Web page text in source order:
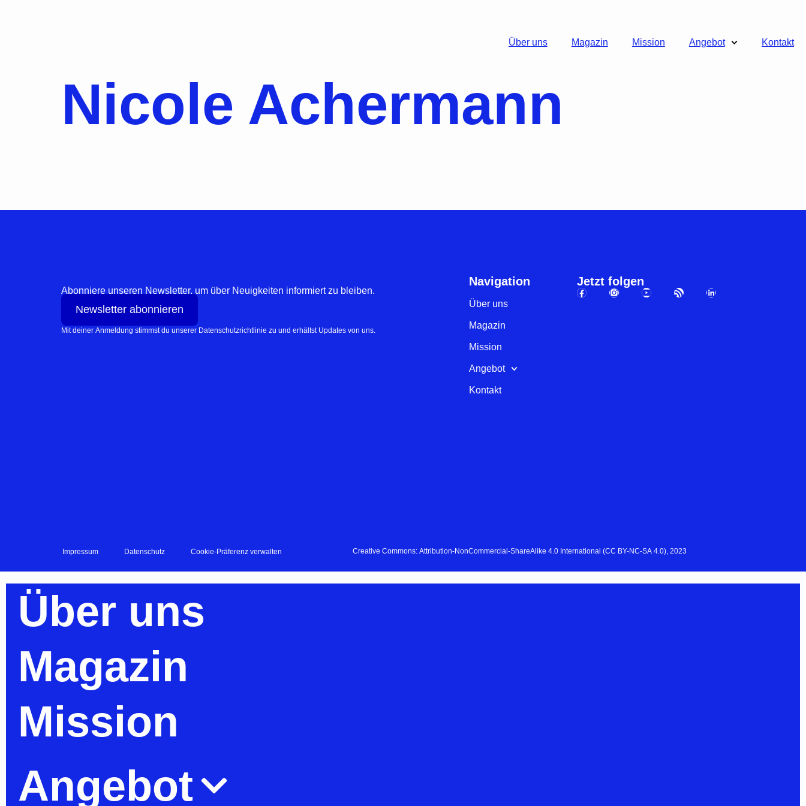
Über uns Magazin Mission Angebot Kontakt
Nicole Achermann
Abonniere unseren Newsletter, um über Neuigkeiten informiert zu bleiben.
Newsletter abonnieren
Mit deiner Anmeldung stimmst du unserer Datenschutzrichtlinie zu und erhältst Updates von uns.
Navigation
Über uns
Magazin
Mission
Angebot
Kontakt
Jetzt folgen
Impressum Datenschutz Cookie-Präferenz verwalten Creative Commons: Attribution-NonCommercial-ShareAlike 4.0 International (CC BY-NC-SA 4.0), 2023
Über uns
Magazin
Mission
Angebot